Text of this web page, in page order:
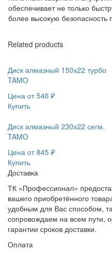
обеспечивает не только
более высокую безопасность
Related products
Диск алмазный 150х22 турбо
TAMO
Цена от546 ₽
Купить
Диск алмазный 230х22 сегм.
TAMO
Цена от845 ₽
Купить
Доставка
ТК «Профессионал»
вашего приобретённого
удобным для Вас способом,
сопровождаем на всем пути,
гарантии сроков доставки.
Оплата